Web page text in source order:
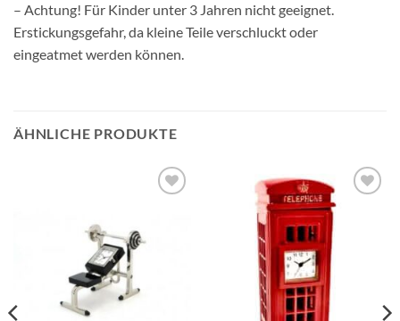
– Achtung! Für Kinder unter 3 Jahren nicht geeignet.
Erstickungsgefahr, da kleine Teile verschluckt oder
eingeatmet werden können.
ÄHNLICHE PRODUKTE
Auf die
Wunschliste